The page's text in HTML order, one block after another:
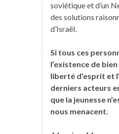
soviétique et d’un
des solutions
d’Israël.
Si tous ces
l’existence de
liberté d’esprit et
derniers acteurs
que la jeunesse
nous menacent.